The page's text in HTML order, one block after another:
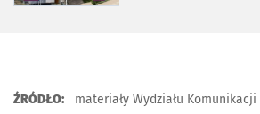
ŹRÓDŁO: materiały Wydziału Komunikacji